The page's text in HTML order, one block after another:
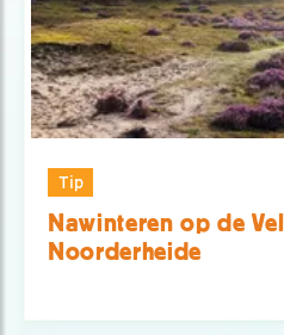
Tip
Nawinteren op de
Noorderheide